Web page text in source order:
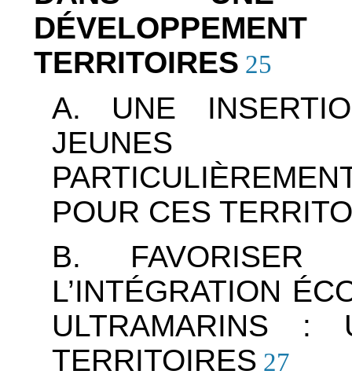
TERRITOIRES 25
A. UNE
JEUNES
POUR CES
B. FAVORISER
L’INTÉGRATION
ULTRAMARINS
TERRITOIRES 27